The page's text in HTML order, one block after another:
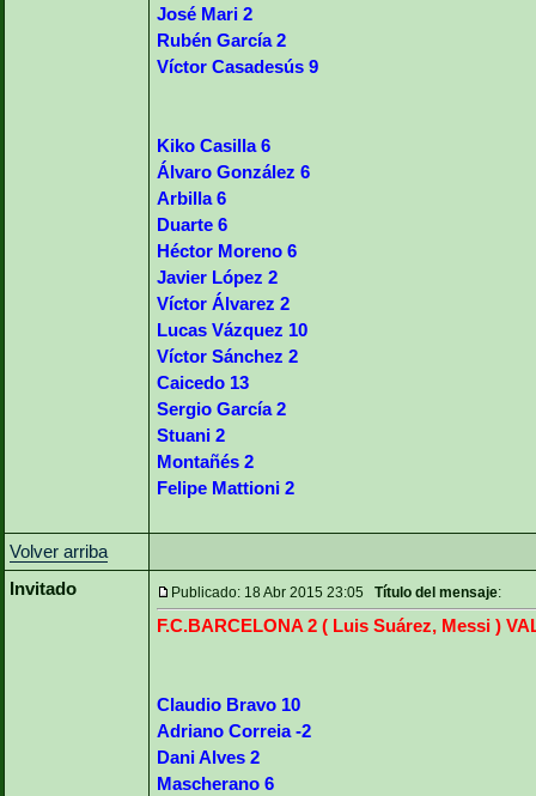
José Mari 2
Rubén García 2
Víctor Casadesús 9
Kiko Casilla 6
Álvaro González 6
Arbilla 6
Duarte 6
Héctor Moreno 6
Javier López 2
Víctor Álvarez 2
Lucas Vázquez 10
Víctor Sánchez 2
Caicedo 13
Sergio García 2
Stuani 2
Montañés 2
Felipe Mattioni 2
Volver arriba
Invitado
Publicado: 18 Abr 2015 23:05 Título del mensaje:
F.C.BARCELONA 2 ( Luis Suárez, Messi )
Claudio Bravo 10
Adriano Correia -2
Dani Alves 2
Mascherano 6